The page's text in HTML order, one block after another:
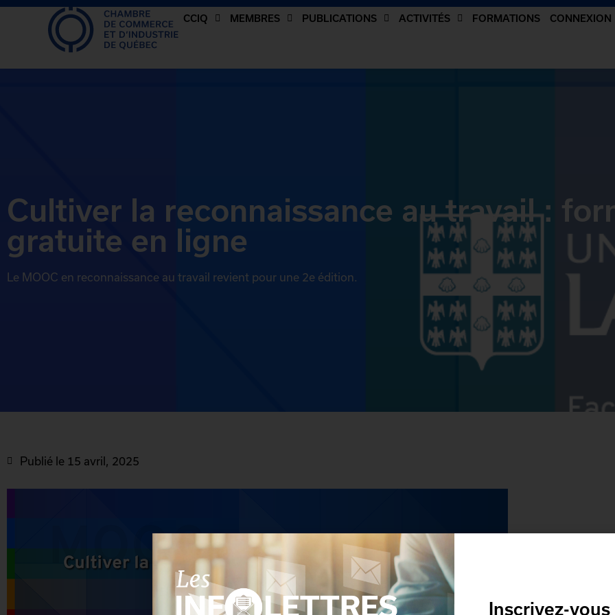
CCIQ MEMBRES PUBLICATIONS ACTIVITÉS FORMATIONS CONNEXION
Cultiver la reconnaissance au travail :
gratuite en ligne
Le MOOC en reconnaissance au travail revient pour une 2e édition.
Publié le 15 avril, 2025
Inscrivez-vous